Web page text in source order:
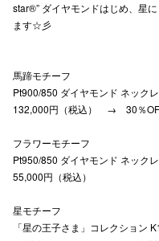
star®” ダイヤモンドはじめ、星
ます☆彡
馬蹄モチーフ
Pt900/850 ダイヤモンド ネック
132,000円（税込） → 30％
フラワーモチーフ
Pt950/850 ダイヤモンド ネック
55,000円（税込）
星モチーフ
「星の王子さま」コレクション